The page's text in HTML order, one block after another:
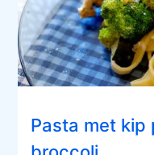
Pasta met kip